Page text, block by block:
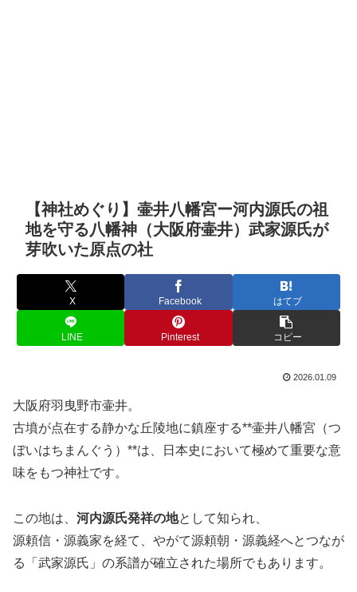
【神社めぐり】壷井八幡宮ー河内源氏の祖
地を守る八幡神（大阪府壷井）武家源氏が
芽吹いた原点の社
X Facebook はてブ
LINE Pinterest コピー
2026.01.09
大阪府羽曳野市壷井。
古墳が点在する静かな丘陵地に鎮座する**壷井八幡宮（つ
ぼいはちまんぐう）**は、日本史において極めて重要な意
味をもつ神社です。
この地は、 河内源氏発祥の地として知られ、
源頼信・源義家を経て、やがて源頼朝・源義経へとつなが
る「武家源氏」の系譜が確立された場所でもあります。